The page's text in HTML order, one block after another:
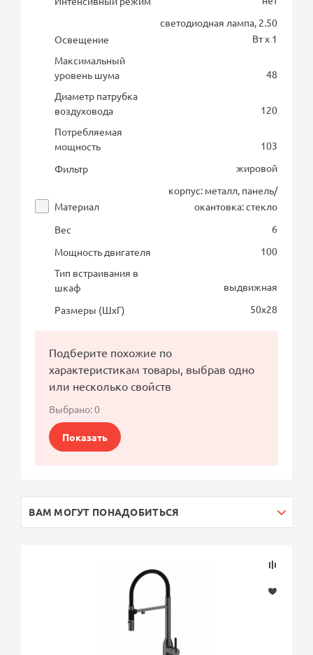
Освещение
светодиодная лампа, 2.50
Вт х 1
Максимальный
уровень шума
48
Диаметр патрубка
воздуховода
120
Потребляемая
мощность
103
Фильтр
жировой
Материал
корпус: металл, панель/
окантовка: стекло
Вес
6
Мощность двигателя
100
Тип встраивания в
шкаф
выдвижная
Размеры (ШхГ)
50х28
Подберите похожие по
характеристикам товары, выбрав одно
или несколько свойств
Выбрано:0
Показать
ВАМ МОГУТ ПОНАДОБИТЬСЯ